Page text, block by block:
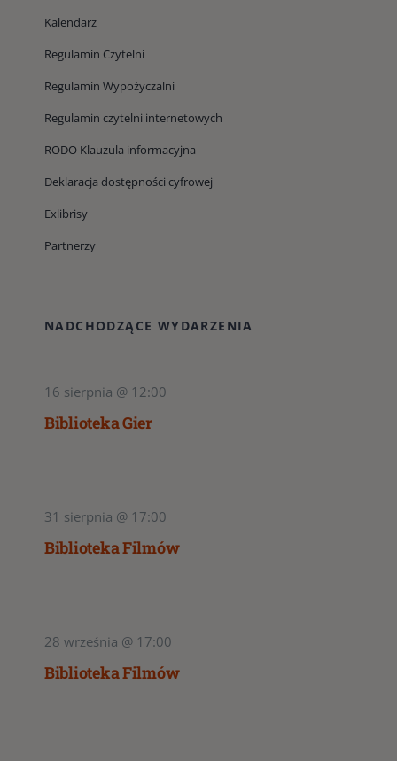
Kalendarz
Regulamin Czytelni
Regulamin Wypożyczalni
Regulamin czytelni internetowych
RODO Klauzula informacyjna
Deklaracja dostępności cyfrowej
Exlibrisy
Partnerzy
NADCHODZĄCE WYDARZENIA
16 sierpnia @ 12:00
Biblioteka Gier
31 sierpnia @ 17:00
Biblioteka Filmów
28 września @ 17:00
Biblioteka Filmów